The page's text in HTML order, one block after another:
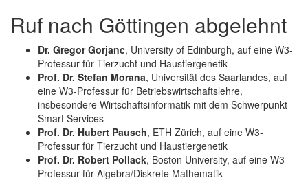
Ruf nach Göttingen abgelehnt
Dr. Gregor Gorjanc, University of Edinburgh, auf eine W3-
Professur für Tierzucht und Haustiergenetik
Prof. Dr. Stefan Morana, Universität des Saarlandes, auf
eine W3-Professur für Betriebswirtschaftslehre,
insbesondere Wirtschaftsinformatik mit dem Schwerpunkt
Smart Services
Prof. Dr. Hubert Pausch, ETH Zürich, auf eine W3-
Professur für Tierzucht und Haustiergenetik
Prof. Dr. Robert Pollack, Boston University, auf eine W3-
Professur für Algebra/Diskrete Mathematik